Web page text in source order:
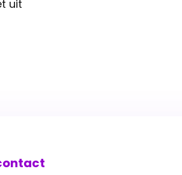
uit